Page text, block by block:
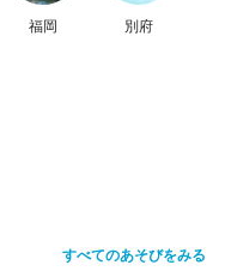
福岡 別府
すべてのあそびをみる